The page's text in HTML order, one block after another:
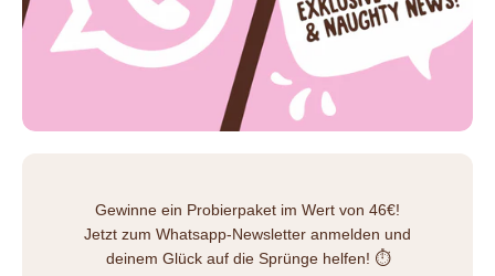
Gewinne ein Probierpaket im Wert von 46€!
Jetzt zum Whatsapp-Newsletter anmelden und
deinem Glück auf die Sprünge helfen! ⏱️